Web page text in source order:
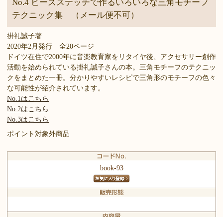
No.4 ビーズステッチで作るいろいろな三角モチーフ
テクニック集 （メール便不可）
掛礼誠子著
2020年2月発行 全20ページ
ドイツ在住で2000年に音楽教育家をリタイヤ後、アクセサリー創作
活動を始められている掛礼誠子さんの本。三角モチーフのテクニッ
クをまとめた一冊。分かりやすいレシピで三角形のモチーフの色々
な可能性が紹介されています。
No.1はこちら
No.2はこちら
No.3はこちら
ポイント対象外商品
book-93